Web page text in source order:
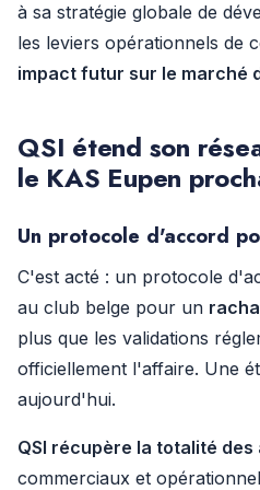
à sa stratégie globale de
les leviers opérationnels de
impact futur sur le marché
QSI étend son
le KAS Eupen
Un protocole d'accord
C'est acté : un protocole
au club belge pour un
plus que les validations
officiellement l'affaire. Une
aujourd'hui.
QSI récupère la totalité
commerciaux et